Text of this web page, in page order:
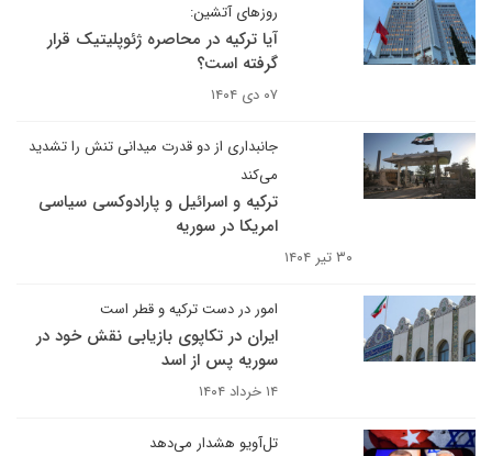
روزهای آتشین:
آیا ترکیه در محاصره ژئوپلیتیک قرار
گرفته است؟
۰۷ دی ۱۴۰۴
جانبداری از دو قدرت میدانی تنش را تشدید
می‌کند
ترکیه و اسرائیل و پارادوکسی سیاسی
امریکا در سوریه
۳۰ تیر ۱۴۰۴
امور در دست ترکیه و قطر است
ایران در تکاپوی بازیابی نقش خود در
سوریه پس از اسد
۱۴ خرداد ۱۴۰۴
تل‌آویو هشدار می‌دهد